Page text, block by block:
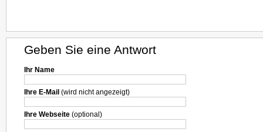
Geben Sie eine Antwort
Ihr Name
Ihre E-Mail (wird nicht angezeigt)
Ihre Webseite (optional)